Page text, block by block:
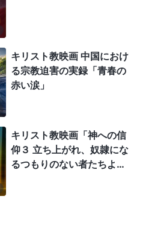
キリスト教映画 中国におけ
る宗教迫害の実録「青春の
赤い涙」
キリスト教映画「神への信
仰３ 立ち上がれ、奴隷にな
るつもりのない者たちよ」